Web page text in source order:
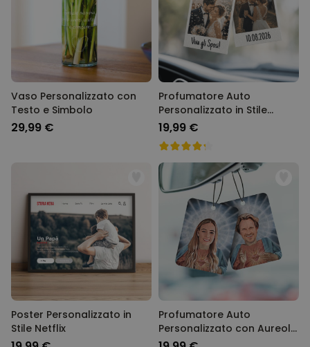
Vaso Personalizzato con
Testo e Simbolo
29,99 €
Profumatore Auto
Personalizzato in Stile
Polaroid Set da 2
19,99 €
Poster Personalizzato in
Stile Netflix
Profumatore Auto
Personalizzato con Aureola
e Faccia Set da 2